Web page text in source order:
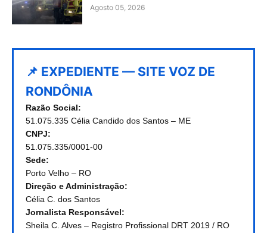
Agosto 05, 2026
📌 EXPEDIENTE — SITE VOZ DE
RONDÔNIA
Razão Social:
51.075.335 Célia Candido dos Santos – ME
CNPJ:
51.075.335/0001-00
Sede:
Porto Velho – RO
Direção e Administração:
Célia C. dos Santos
Jornalista Responsável:
Sheila C. Alves – Registro Profissional DRT 2019 / RO